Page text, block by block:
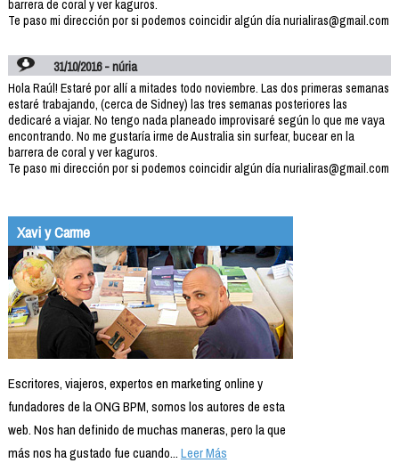
barrera de coral y ver kaguros.
Te paso mi dirección por si podemos coincidir algún día nurialiras@gmail.com
31/10/2016 - núria
Hola Raúl! Estaré por allí a mitades todo noviembre. Las dos primeras semanas
estaré trabajando, (cerca de Sidney) las tres semanas posteriores las
dedicaré a viajar. No tengo nada planeado improvisaré según lo que me vaya
encontrando. No me gustaría irme de Australia sin surfear, bucear en la
barrera de coral y ver kaguros.
Te paso mi dirección por si podemos coincidir algún día nurialiras@gmail.com
Xavi y Carme
Escritores, viajeros, expertos en marketing online y
fundadores de la ONG BPM, somos los autores de esta
web. Nos han definido de muchas maneras, pero la que
más nos ha gustado fue cuando...Leer Más